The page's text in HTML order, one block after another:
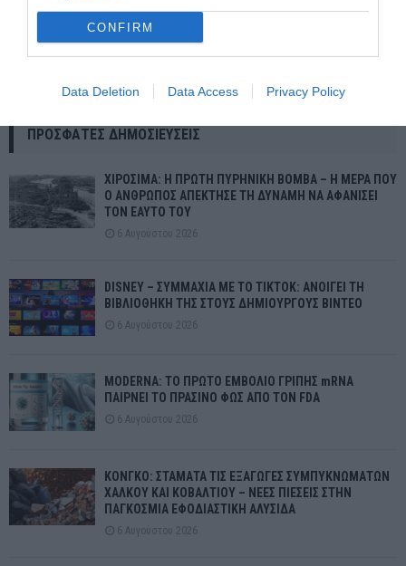
CONFIRM
Data Deletion Data Access Privacy Policy
ΗΠΑ: Νέα συντριβή αεροπλάνου – Αεροσκάφος με έξι
ΠΡΌΣΦΑΤΕΣ ΔΗΜΟΣΙΕΎΣΕΙΣ
ΧΙΡΟΣΙΜΑ: Η ΠΡΩΤΗ ΠΥΡΗΝΙΚΗ ΒΟΜΒΑ – Η ΜΕΡΑ ΠΟΥ
Ο ΑΝΘΡΩΠΟΣ ΑΠΕΚΤΗΣΕ ΤΗ ΔΥΝΑΜΗ ΝΑ ΑΦΑΝΙΣΕΙ
ΤΟΝ ΕΑΥΤΟ ΤΟΥ
6 Αυγούστου 2026
DISNEY – ΣΥΜΜΑΧΙΑ ΜΕ ΤΟ TIKTOK: ΑΝΟΙΓΕΙ ΤΗ
ΒΙΒΛΙΟΘΗΚΗ ΤΗΣ ΣΤΟΥΣ ΔΗΜΙΟΥΡΓΟΥΣ ΒΙΝΤΕΟ
6 Αυγούστου 2026
MODERNA: ΤΟ ΠΡΩΤΟ ΕΜΒΟΛΙΟ ΓΡΙΠΗΣ mRNA
ΠΑΙΡΝΕΙ ΤΟ ΠΡΑΣΙΝΟ ΦΩΣ ΑΠΟ ΤΟΝ FDA
6 Αυγούστου 2026
ΚΟΝΓΚΟ: ΣΤΑΜΑΤΑ ΤΙΣ ΕΞΑΓΩΓΕΣ ΣΥΜΠΥΚΝΩΜΑΤΩΝ
ΧΑΛΚΟΥ ΚΑΙ ΚΟΒΑΛΤΙΟΥ – ΝΕΕΣ ΠΙΕΣΕΙΣ ΣΤΗΝ
ΠΑΓΚΟΣΜΙΑ ΕΦΟΔΙΑΣΤΙΚΗ ΑΛΥΣΙΔΑ
6 Αυγούστου 2026